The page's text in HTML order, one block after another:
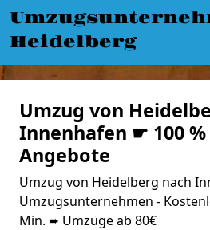
Heidelberg
Umzug von
Innenhafen ☛ 100
Angebote
Umzug von Heidelberg nach
Umzugsunternehmen -
Min. ➨ Umzüge ab 80€